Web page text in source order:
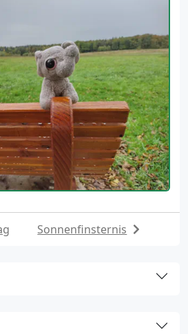
Sonnenfinsternis